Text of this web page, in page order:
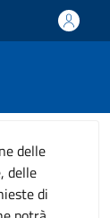
delle
delle
di